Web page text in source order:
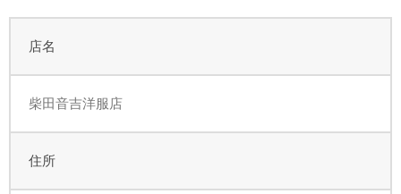
店名
柴田音吉洋服店
住所